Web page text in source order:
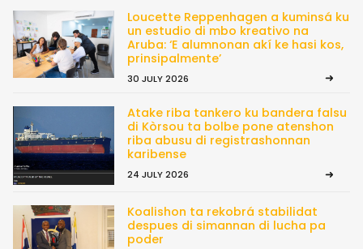
Loucette Reppenhagen a kuminsá ku
un estudio di mbo kreativo na
Aruba: ‘E alumnonan akí ke hasi kos,
prinsipalmente’
30 JULY 2026
Atake riba tankero ku bandera falsu
di Kòrsou ta bolbe pone atenshon
riba abusu di registrashonnan
karibense
24 JULY 2026
Koalishon ta rekobrá stabilidat
despues di simannan di lucha pa
poder